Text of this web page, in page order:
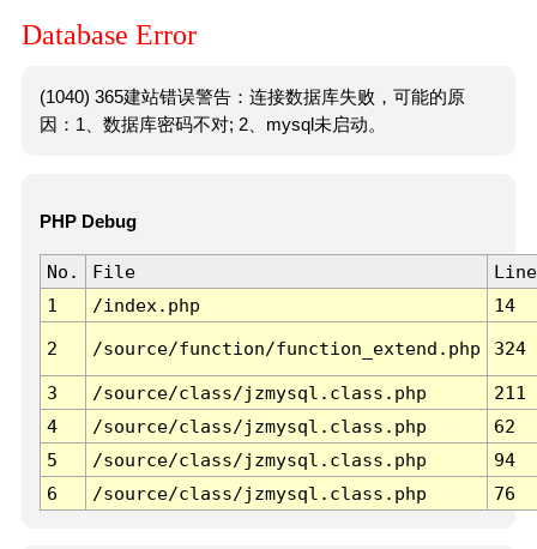
Database Error
(1040) 365建站错误警告：连接数据库失败，可能的原
因：1、数据库密码不对; 2、mysql未启动。
PHP Debug
No. File
Line
1
/index.php 14
2 /source/function/function_extend.php 324
3 /source/class/jzmysql.class.php
211
4
/source/class/jzmysql.class.php
62
5
/source/class/jzmysql.class.php
94
6
/source/class/jzmysql.class.php 76